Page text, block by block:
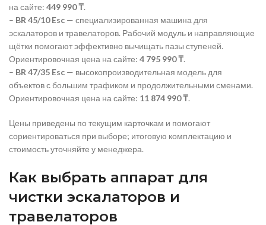
на сайте: 449 990 ₸.
– BR 45/10 Esc — специализированная машина для
эскалаторов и травелаторов. Рабочий модуль и направляющие
щётки помогают эффективно вычищать пазы ступеней.
Ориентировочная цена на сайте: 4 795 990 ₸.
– BR 47/35 Esc — высокопроизводительная модель для
объектов с большим трафиком и продолжительными сменами.
Ориентировочная цена на сайте: 11 874 990 ₸.
Цены приведены по текущим карточкам и помогают
сориентироваться при выборе; итоговую комплектацию и
стоимость уточняйте у менеджера.
Как выбрать аппарат для
чистки эскалаторов и
травелаторов